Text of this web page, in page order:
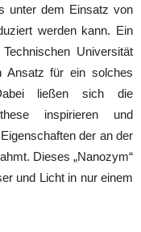
unter dem Einsatz von
werden kann. Ein
Universität
Ansatz für ein solches
Dabei ließen sich die
inspirieren und
der an der
Dieses „Nanozym“
und Licht in nur einem